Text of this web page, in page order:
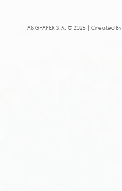
A&G PAPER S.A. © 2025 | Created By